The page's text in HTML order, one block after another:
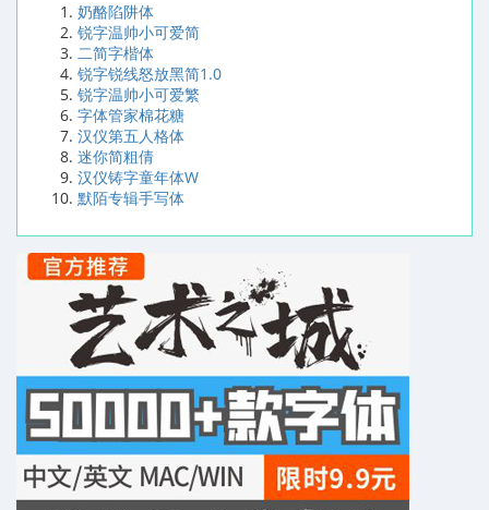
奶酪陷阱体
锐字温帅小可爱简
二简字楷体
锐字锐线怒放黑简1.0
锐字温帅小可爱繁
字体管家棉花糖
汉仪第五人格体
迷你简粗倩
汉仪铸字童年体W
默陌专辑手写体